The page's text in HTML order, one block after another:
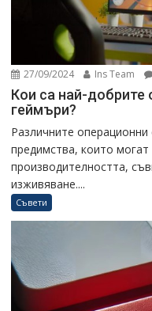
27/09/2024 Ins Team
Кои са най-добрите
геймъри?
Различните операционни
предимства, които
производителността,
изживяване....
Съвети